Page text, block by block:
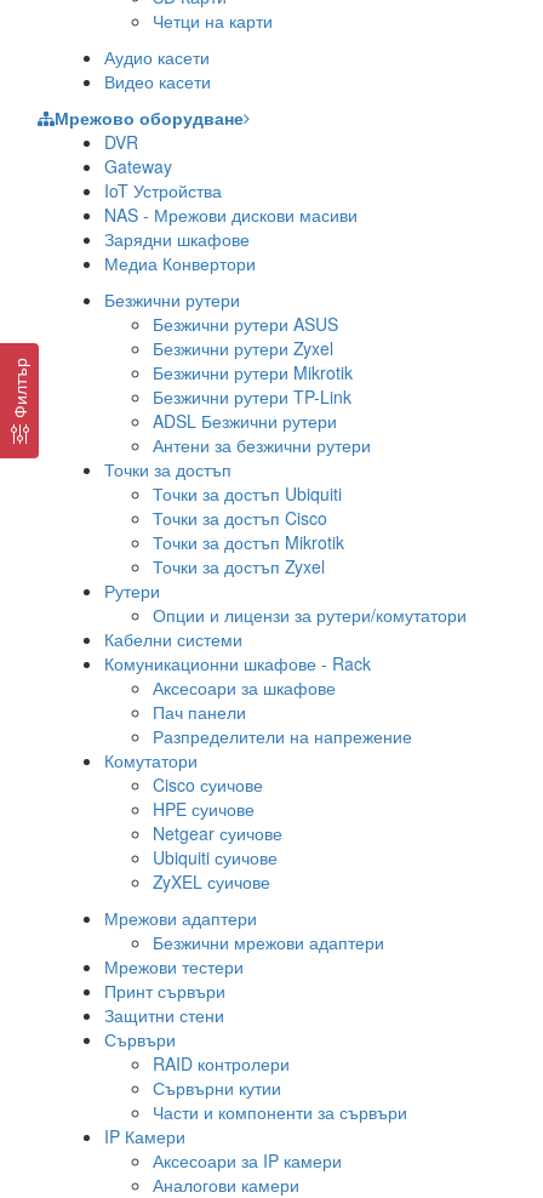
Четци на карти
Аудио касети
Видео касети
Мрежово оборудване
DVR
Gateway
IoT Устройства
NAS - Мрежови дискови масиви
Зарядни шкафове
Медиа Конвертори
Безжични рутери
Безжични рутери ASUS
Безжични рутери Zyxel
Безжични рутери Mikrotik
Безжични рутери TP-Link
ADSL Безжични рутери
Антени за безжични рутери
Точки за достъп
Точки за достъп Ubiquiti
Точки за достъп Cisco
Точки за достъп Mikrotik
Точки за достъп Zyxel
Рутери
Опции и лицензи за рутери/комутатори
Кабелни системи
Комуникационни шкафове - Rack
Аксесоари за шкафове
Пач панели
Разпределители на напрежение
Комутатори
Cisco суичове
HPE суичове
Netgear суичове
Ubiquiti суичове
ZyXEL суичове
Мрежови адаптери
Безжични мрежови адаптери
Мрежови тестери
Принт сървъри
Защитни стени
Сървъри
RAID контролери
Сървърни кутии
Части и компоненти за сървъри
IP Камери
Аксесоари за IP камери
Аналогови камери
Филтър